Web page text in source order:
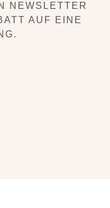
NEWSLETTER
AUF EINE